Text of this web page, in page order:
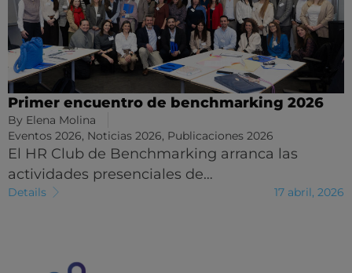
Primer encuentro de benchmarking 2026
By Elena Molina
Eventos 2026, Noticias 2026, Publicaciones 2026
El HR Club de Benchmarking arranca las
actividades presenciales de…
Details 17 abril, 2026